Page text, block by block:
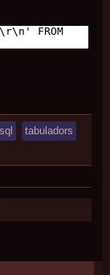
FROM
tabuladors